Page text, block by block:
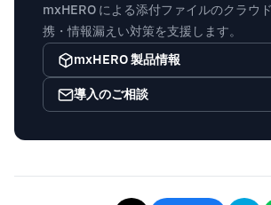
mxHERO による添付ファイルのクラウ
携・情報漏えい対策を支援します。
mxHERO 製品情報
導入のご相談